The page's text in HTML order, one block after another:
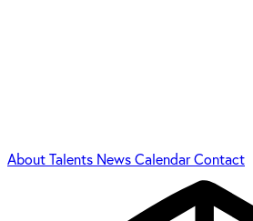
AboutTalents NewsCalendarContact